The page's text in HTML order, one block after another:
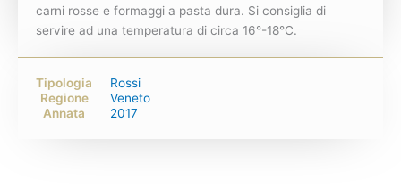
carni rosse e formaggi a pasta dura. Si consiglia di
servire ad una temperatura di circa 16°-18°C.
Tipologia
Rossi
Regione
Veneto
Annata
2017